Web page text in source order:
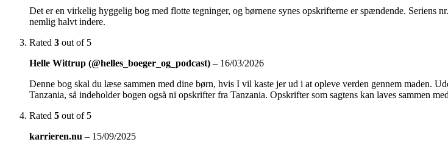
Det er en virkelig hyggelig bog med flotte tegninger, og børnene synes opskrifterne er spændende. Seriens
nemlig halvt indere.
Rated 3 out of 5
Helle Wittrup (@helles_boeger_og_podcast) – 16/03/2026
Denne bog skal du læse sammen med dine børn, hvis I vil kaste jer ud i at opleve verden gennem maden.
Tanzania, så indeholder bogen også ni opskrifter fra Tanzania. Opskrifter som sagtens kan laves sammen
Rated 5 out of 5
karrieren.nu – 15/09/2025